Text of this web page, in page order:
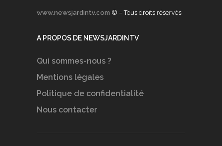
www.newsjardintv.com © – Tous droits réservés
A PROPOS DE NEWSJARDINTV
Qui sommes-nous ?
Mentions légales
Politique de confidentialité
Nous contacter